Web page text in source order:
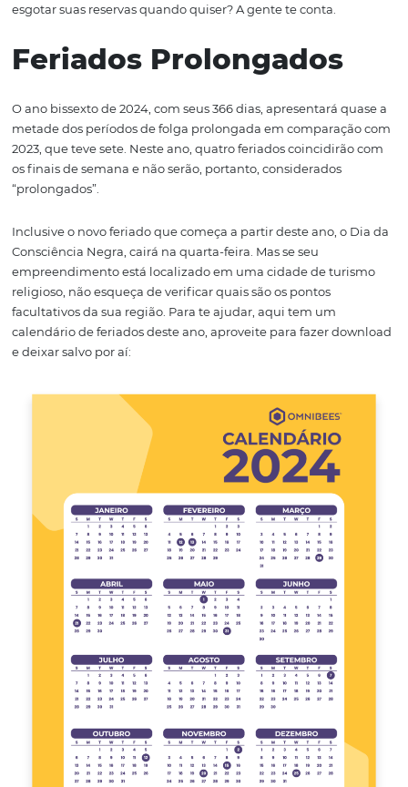
quantidade limitada de feriados em geral, mas
mas apenas 3 deles coincidirão com o final de semana
calendário comercial com a ajuda das ferramentas
esgotar suas reservas quando quiser? A gente te conta.
Feriados Prolongados
O ano bissexto de 2024, com seus 366 dias, apresentará
metade dos períodos de folga prolongada em
2023, que teve sete. Neste ano, quatro feriados
os finais de semana e não serão, portanto, considerados
“prolongados”.
Inclusive o novo feriado que começa a partir deste ano,
Consciência Negra, cairá na quarta-feira. Mas se seu
empreendimento está localizado em uma cidade de
religioso, não esqueça de verificar quais são os pontos
facultativos da sua região. Para te ajudar, aqui tem um
calendário de feriados deste ano, aproveite para fazer
e deixar salvo por aí: